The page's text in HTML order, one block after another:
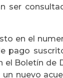
ser
en el
pago
el Boletín de
un nuevo